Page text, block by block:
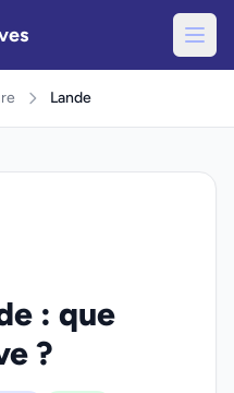
Lande
: que
?